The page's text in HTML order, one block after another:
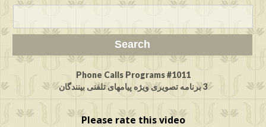
Phone Calls Programs #1011
3 برنامه تصویری ویژه پیامهای تلفنی بینندگان
Please rate this video